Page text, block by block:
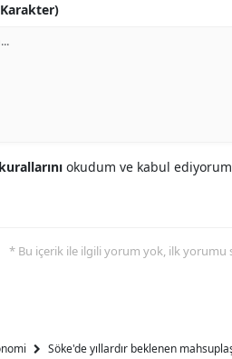
Yalova
okudum ve kabul ediyorum
* Bu içerik ile ilgili yorum yok, ilk yorumu
Söke'de yıllardır beklenen